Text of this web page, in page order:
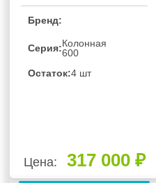
Бренд:
Серия:Колонная
600
Остаток:4 шт
Цена: 317 000 ₽